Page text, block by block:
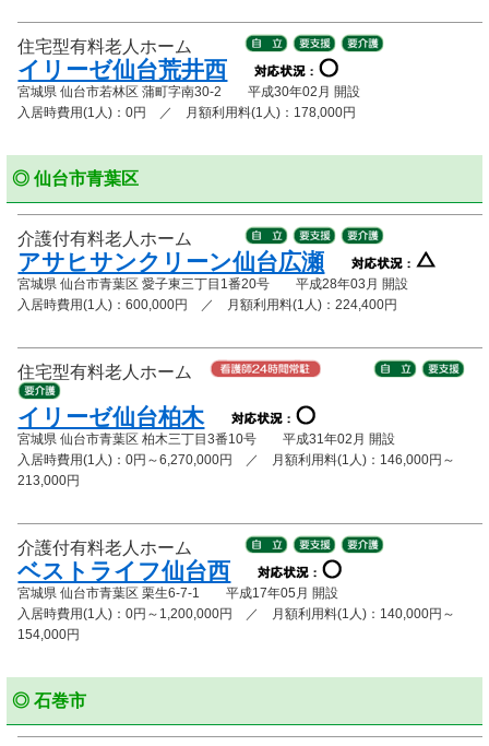
住宅型有料老人ホーム
イリーゼ仙台荒井西
宮城県 仙台市若林区 蒲町字南30-2 平成30年02月 開設
入居時費用(1人)：0円 ／ 月額利用料(1人)：178,000円
◎ 仙台市青葉区
介護付有料老人ホーム
アサヒサンクリーン仙台広瀬
宮城県 仙台市青葉区 愛子東三丁目1番20号 平成28年03月 開設
入居時費用(1人)：600,000円 ／ 月額利用料(1人)：224,400円
住宅型有料老人ホーム
イリーゼ仙台柏木
宮城県 仙台市青葉区 柏木三丁目3番10号 平成31年02月 開設
入居時費用(1人)：0円～6,270,000円 ／ 月額利用料(1人)：146,000円～
213,000円
介護付有料老人ホーム
ベストライフ仙台西
宮城県 仙台市青葉区 栗生6-7-1 平成17年05月 開設
入居時費用(1人)：0円～1,200,000円 ／ 月額利用料(1人)：140,000円～
154,000円
◎ 石巻市